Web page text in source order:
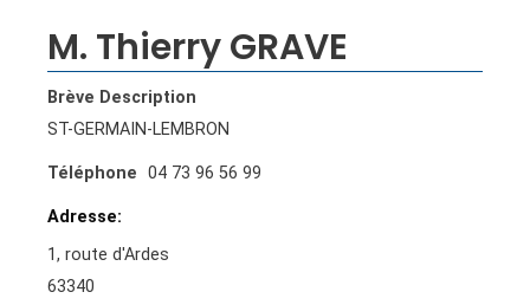
M. Thierry GRAVE
Brève Description
ST-GERMAIN-LEMBRON
Téléphone 04 73 96 56 99
1, route d'Ardes
63340